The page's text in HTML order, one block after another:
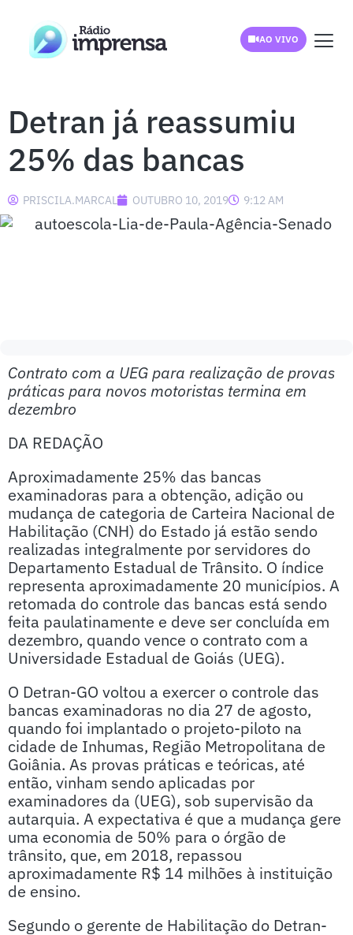
AO VIVO
Detran já reassumiu
25% das bancas
PRISCILA.MARCAL OUTUBRO 10, 2019 9:12 AM
Contrato com a UEG para realização de provas
práticas para novos motoristas termina em
dezembro
DA REDAÇÃO
Aproximadamente 25% das bancas
examinadoras para a obtenção, adição ou
mudança de categoria de Carteira Nacional de
Habilitação (CNH) do Estado já estão sendo
realizadas integralmente por servidores do
Departamento Estadual de Trânsito. O índice
representa aproximadamente 20 municípios. A
retomada do controle das bancas está sendo
feita paulatinamente e deve ser concluída em
dezembro, quando vence o contrato com a
Universidade Estadual de Goiás (UEG).
O Detran-GO voltou a exercer o controle das
bancas examinadoras no dia 27 de agosto,
quando foi implantado o projeto-piloto na
cidade de Inhumas, Região Metropolitana de
Goiânia. As provas práticas e teóricas, até
então, vinham sendo aplicadas por
examinadores da (UEG), sob supervisão da
autarquia. A expectativa é que a mudança gere
uma economia de 50% para o órgão de
trânsito, que, em 2018, repassou
aproximadamente R$ 14 milhões à instituição
de ensino.
Segundo o gerente de Habilitação do Detran-